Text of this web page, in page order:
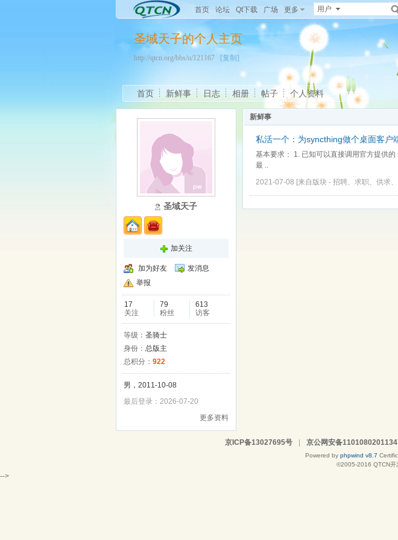
首页 论坛 Qt下载 广场 更多 用户
圣域天子的个人主页
http://qtcn.org/bbs/u/121167 [复制]
首页 新鲜事 日志 相册 帖子 个人资料
圣域天子
加关注
加为好友
发消息
举报
17
关注
79
粉丝
613
访客
等级： 圣骑士
身份： 总版主
总积分： 922
男，2011-10-08
最后登录：2026-07-20
更多资料
新鲜事
私活一个：为syncthing做个桌面客户
基本要求： 1. 已知可以直接调用官方提供
最 ..
2021-07-08 [来自版块 - 招聘、求职、供求
京ICP备13027695号 京公网安备
Powered by phpwind v8.7
©2005-2016 QTCN开
-->